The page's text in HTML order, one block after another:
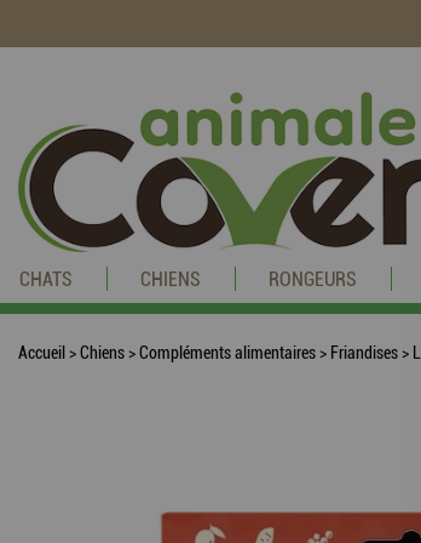
CHATS CHIENS RONGEURS
Accueil >Chiens>Compléments alimentaires> Friandises>